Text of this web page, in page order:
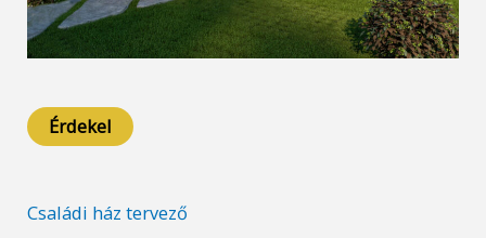
Érdekel
Családi ház tervező